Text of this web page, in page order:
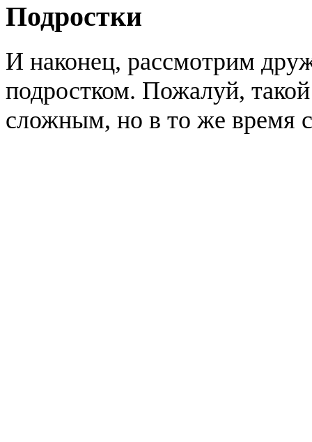
Подростки
И наконец, рассмотрим
подростком. Пожалуй,
сложным, но в то же время